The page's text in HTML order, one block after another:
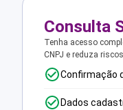
Consulta
Tenha acesso
CNPJ e reduza
Confirmação
Dados